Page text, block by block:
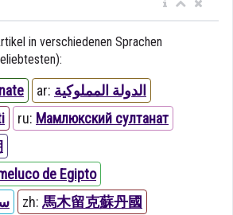
in verschiedenen Sprachen
ar: الدولة المملوكية
ru: Мамлюкский султанат
de Egipto
zh: 馬木留克蘇丹國